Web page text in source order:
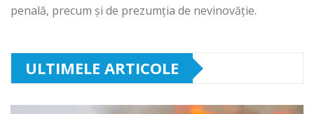
penală, precum și de prezumția de nevinovăție.
ULTIMELE ARTICOLE